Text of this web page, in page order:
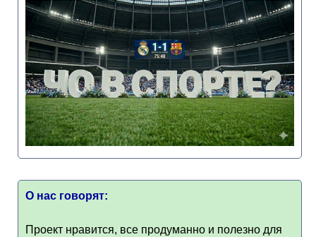
О нас говорят:
Проект нравится, все продуманно и полезно для